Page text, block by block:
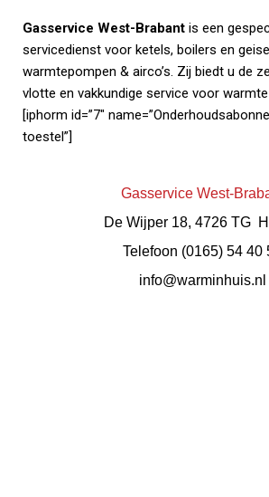
Gasservice West-Brabant is een
servicedienst voor ketels, boilers en
warmtepompen & airco’s. Zij biedt u de
vlotte en vakkundige service voor
[iphorm id=”7″
toestel”]
Gasservice West-
De Wijper 18, 4726 TG
Telefoon (0165) 54 40
info@warminhuis.nl